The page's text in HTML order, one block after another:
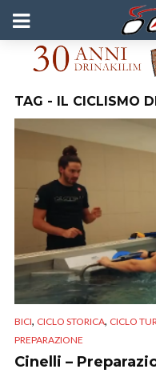
TAG - IL CICLISMO
BICI, CICLO STORICA, CICLO
PREPARAZIONE
Cinelli –